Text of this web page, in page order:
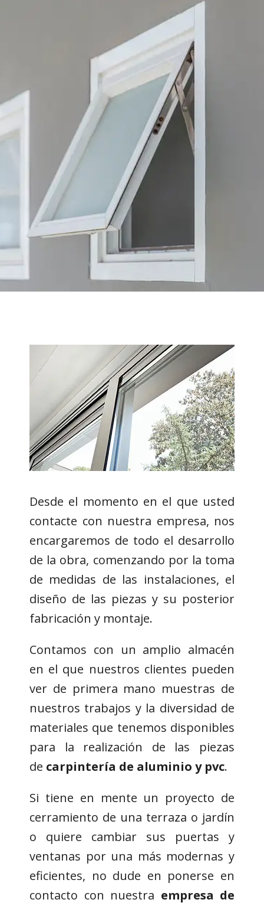
Desde el momento en el que usted
contacte con nuestra empresa, nos
encargaremos de todo el desarrollo
de la obra, comenzando por la toma
de medidas de las instalaciones, el
diseño de las piezas y su posterior
fabricación y montaje.
Contamos con un amplio almacén
en el que nuestros clientes pueden
ver de primera mano muestras de
nuestros trabajos y la diversidad de
materiales que tenemos disponibles
para la realización de las piezas
de carpintería de aluminio y pvc.
Si tiene en mente un proyecto de
cerramiento de una terraza o jardín
o quiere cambiar sus puertas y
ventanas por una más modernas y
eficientes, no dude en ponerse en
contacto con nuestra empresa de